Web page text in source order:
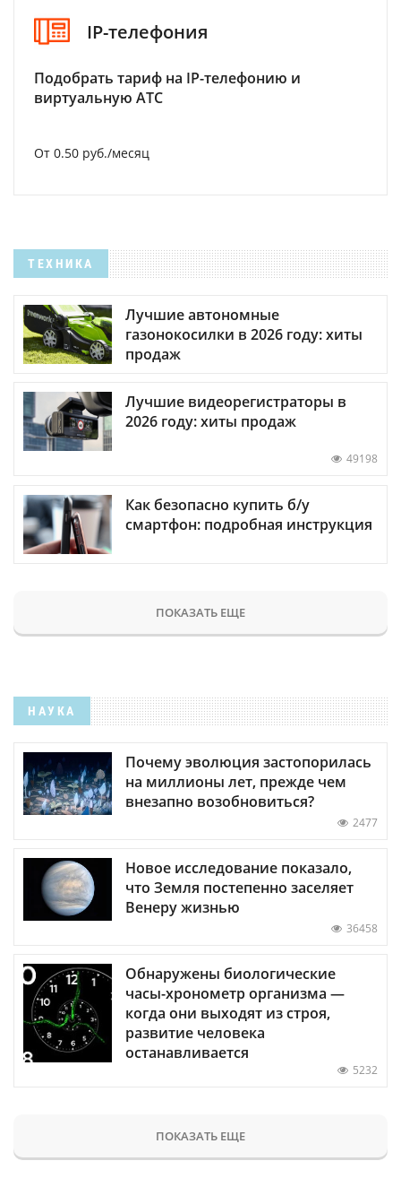
IP-телефония
Подобрать тариф на IP-телефонию и
виртуальную АТС
От 0.50 руб./месяц
ТЕХНИКА
Лучшие автономные
газонокосилки в 2026 году: хиты
продаж
Лучшие видеорегистраторы в
2026 году: хиты продаж
49198
Как безопасно купить б/у
смартфон: подробная инструкция
ПОКАЗАТЬ ЕЩЕ
НАУКА
Почему эволюция застопорилась
на миллионы лет, прежде чем
внезапно возобновиться?
2477
Новое исследование показало,
что Земля постепенно заселяет
Венеру жизнью
36458
Обнаружены биологические
часы-хронометр организма —
когда они выходят из строя,
развитие человека
останавливается
5232
ПОКАЗАТЬ ЕЩЕ